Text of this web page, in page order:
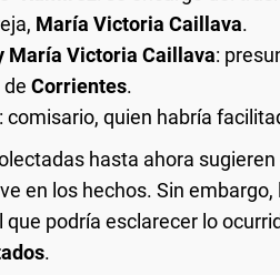
María Victoria Caillava.
María Victoria Caillava:
Corrientes.
: comisario, quien habría
hasta ahora
en los hechos. Sin
podría esclarecer lo
.